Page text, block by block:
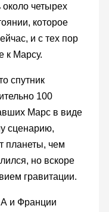
около четырех
которое
и с тех пор
к Марсу.
спутник
100
Марс в виде
сценарию,
планеты, чем
но вскоре
гравитации.
и Франции